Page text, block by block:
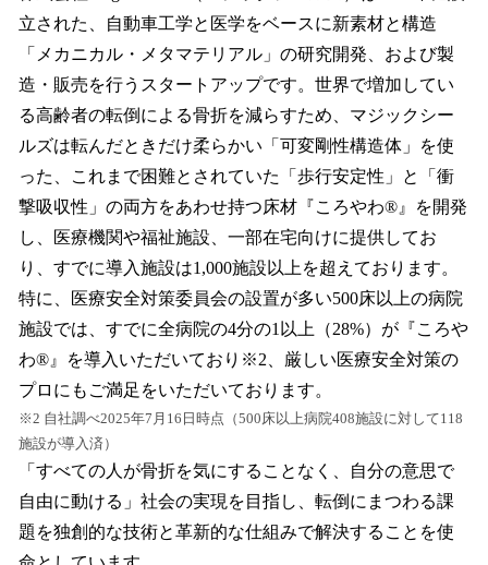
立された、自動車工学と医学をベースに新素材と構造
「メカニカル・メタマテリアル」の研究開発、および製
造・販売を行うスタートアップです。世界で増加してい
る高齢者の転倒による骨折を減らすため、マジックシー
ルズは転んだときだけ柔らかい「可変剛性構造体」を使
った、これまで困難とされていた「歩行安定性」と「衝
撃吸収性」の両方をあわせ持つ床材『ころやわ®』を開発
し、医療機関や福祉施設、一部在宅向けに提供してお
り、すでに導入施設は1,000施設以上を超えております。
特に、医療安全対策委員会の設置が多い500床以上の病院
施設では、すでに全病院の4分の1以上（28%）が『ころや
わ®』を導入いただいており※2、厳しい医療安全対策の
プロにもご満足をいただいております。
※2 自社調べ2025年7月16日時点（500床以上病院408施設に対して118
施設が導入済）
「すべての人が骨折を気にすることなく、自分の意思で
自由に動ける」社会の実現を目指し、転倒にまつわる課
題を独創的な技術と革新的な仕組みで解決することを使